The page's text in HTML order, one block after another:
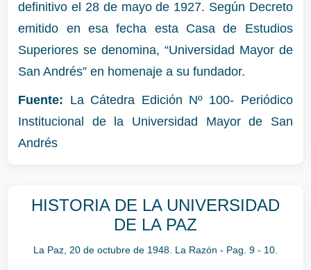
definitivo el 28 de mayo de 1927. Según Decreto
emitido en esa fecha esta Casa de Estudios
Superiores se denomina, “Universidad Mayor de
San Andrés” en homenaje a su fundador.
Fuente: La Cátedra Edición Nº 100- Periódico
Institucional de la Universidad Mayor de San
Andrés
HISTORIA DE LA UNIVERSIDAD
DE LA PAZ
La Paz, 20 de octubre de 1948. La Razón - Pag. 9 - 10.